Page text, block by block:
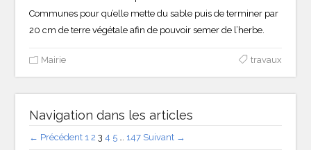
Communes pour qu’elle mette du sable puis de terminer par
20 cm de terre végétale afin de pouvoir semer de l’herbe.
Mairie travaux
Navigation dans les articles
← Précédent 1 2 3 4 5 147 Suivant →